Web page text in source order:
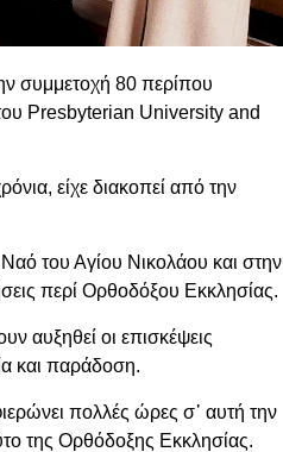
συμμετοχή 80 περίπου
Presbyterian University and
είχε διακοπεί από την
του Αγίου Νικολάου και στην
περί Ορθοδόξου Εκκλησίας.
αυξηθεί οι επισκέψεις
και παράδοση.
πολλές ώρες σ᾽ αυτή την
της Ορθόδοξης Εκκλησίας.